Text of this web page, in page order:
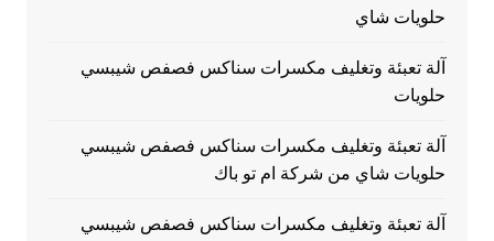
حلويات شاي
آلة تعبئة وتغليف مكسرات سناكس فصفص شيبسي
حلويات
آلة تعبئة وتغليف مكسرات سناكس فصفص شيبسي
حلويات شاي من شركة ام تو باك
آلة تعبئة وتغليف مكسرات سناكس فصفص شيبسي